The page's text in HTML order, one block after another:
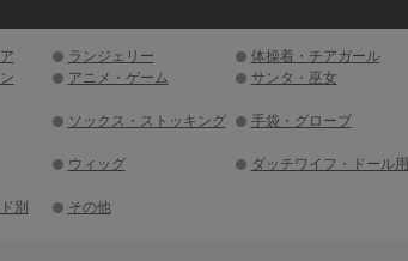
ランジェリー 体操着・チアガール
アニメ・ゲーム サンタ・巫女
ソックス・ストッキング 手袋・グローブ
ウィッグ ダッチワイフ・ドール用
別 その他